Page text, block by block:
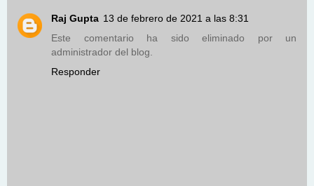
Raj Gupta 13 de febrero de 2021 a las 8:31
Este comentario ha sido eliminado por un
administrador del blog.
Responder